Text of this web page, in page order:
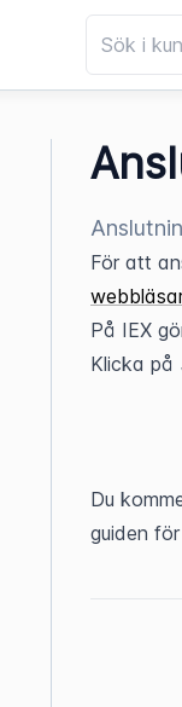
För att
På IEX
Klicka på
Du
guiden